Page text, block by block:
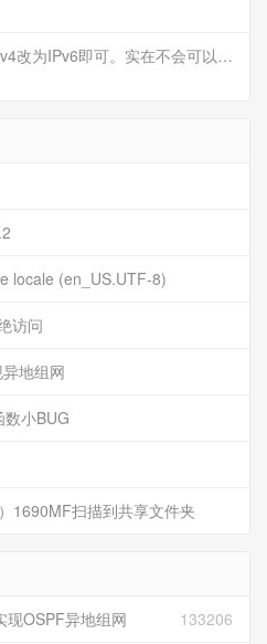
可以的。配置参考IPv4改为IPv6即可。实在不会可以用wireguard，这个简单和稳定
locale (en_US.UTF-8)
访问
地组网
小BUG
1690MF扫描到共享文件夹
133206
现OSPF异地组网